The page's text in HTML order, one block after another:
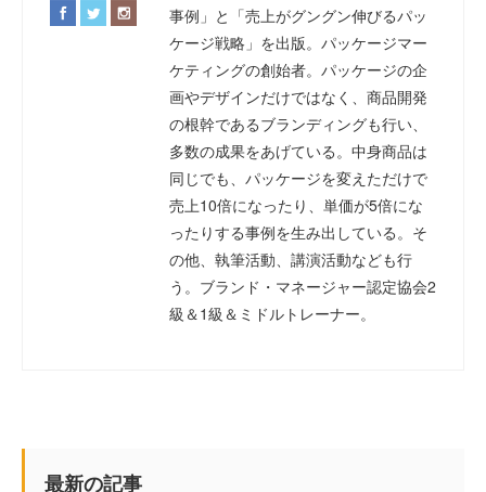
事例」と「売上がグングン伸びるパッ
ケージ戦略」を出版。パッケージマー
ケティングの創始者。パッケージの企
画やデザインだけではなく、商品開発
の根幹であるブランディングも行い、
多数の成果をあげている。中身商品は
同じでも、パッケージを変えただけで
売上10倍になったり、単価が5倍にな
ったりする事例を生み出している。そ
の他、執筆活動、講演活動なども行
う。ブランド・マネージャー認定協会2
級＆1級＆ミドルトレーナー。
最新の記事